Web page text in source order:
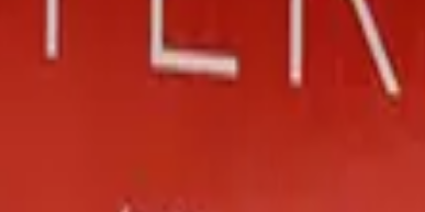
фруктовыми нотами и сливочным послевкусием.